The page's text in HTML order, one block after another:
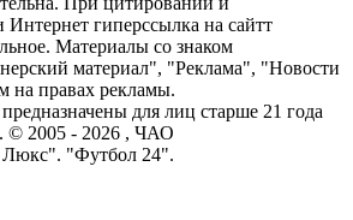
Интернет гиперссылка на сайтт
Материалы со знаком
материал", "Реклама", "Новости
на правах рекламы.
для лиц старше 21 года
© 2005 - 2026 , ЧАО
Люкс". "Футбол 24".